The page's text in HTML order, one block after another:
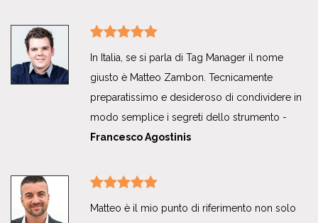
In Italia, se si parla di Tag Manager il nome
giusto è Matteo Zambon. Tecnicamente
preparatissimo e desideroso di condividere in
modo semplice i segreti dello strumento -
Francesco Agostinis
Matteo è il mio punto di riferimento non solo